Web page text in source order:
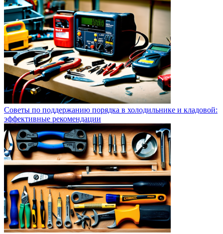
Советы по поддержанию порядка в холодильнике и кладовой:
эффективные рекомендации